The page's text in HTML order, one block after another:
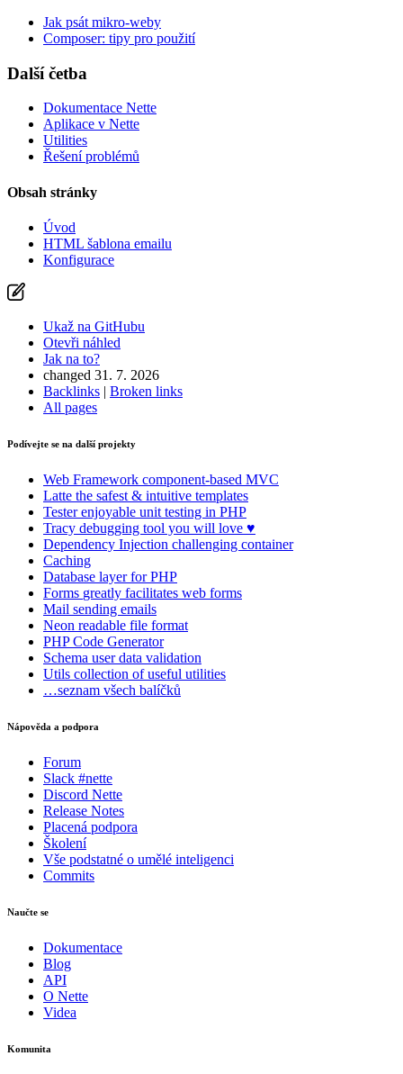
Nahlásit problém s touto stránkou na GitHubu
Jak psát mikro-weby
Composer: tipy pro použití
Další četba
Dokumentace Nette
Aplikace v Nette
Utilities
Řešení problémů
Obsah stránky
Úvod
HTML šablona emailu
Konfigurace
Ukaž na GitHubu
Otevři náhled
Jak na to?
changed 31. 7. 2026
Backlinks | Broken links
All pages
Podívejte se na další projekty
Web Framework component-based MVC
Latte the safest & intuitive templates
Testerenjoyable unit testing in PHP
Tracy debugging tool you will love ♥
Dependency Injection challenging container
Caching
Database layer for PHP
Forms greatly facilitates web forms
Mail sending emails
Neon readable file format
PHP Code Generator
Schema user data validation
Utils collection of useful utilities
…seznam všech balíčků
Nápověda a podpora
Forum
Slack #nette
Discord Nette
Release Notes
Placená podpora
Školení
Vše podstatné o umělé inteligenci
Commits
Naučte se
Dokumentace
Blog
API
O Nette
Videa
Komunita